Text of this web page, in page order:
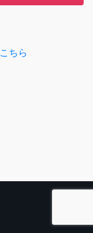
こちら